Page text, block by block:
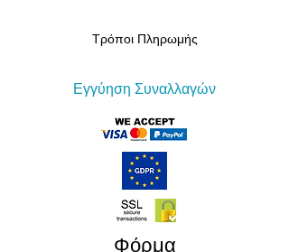
Τρόποι Πληρωμής
Εγγύηση Συναλλαγών
​Φόρμα